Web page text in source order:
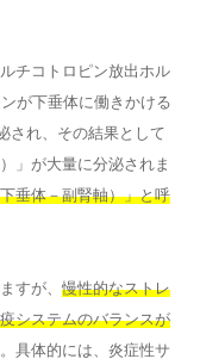
チコトロピン放出ホル
が下垂体に働きかける
され、その結果として
」が大量に分泌されま
垂体－副腎軸）」と呼
すが、 慢性的なストレ
システムのバランスが
具体的には、炎症性サ